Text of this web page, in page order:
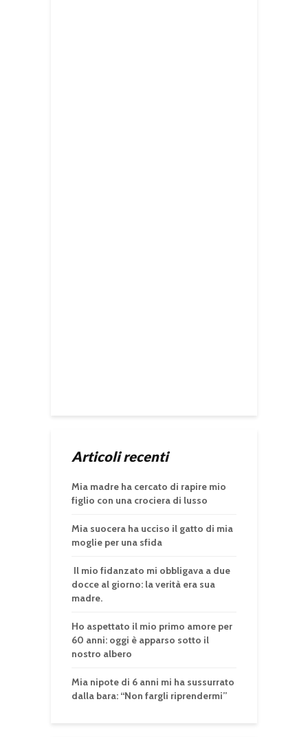
Articoli recenti
Mia madre ha cercato di rapire mio
figlio con una crociera di lusso
Mia suocera ha ucciso il gatto di mia
moglie per una sfida
Il mio fidanzato mi obbligava a due
docce al giorno: la verità era sua
madre.
Ho aspettato il mio primo amore per
60 anni: oggi è apparso sotto il
nostro albero
Mia nipote di 6 anni mi ha sussurrato
dalla bara: “Non fargli riprendermi”